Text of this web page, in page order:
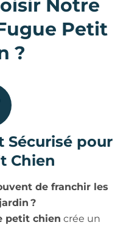
Notre
Petit
?
Sécurisé pour
Chien
de franchir les
?
petit chien crée un